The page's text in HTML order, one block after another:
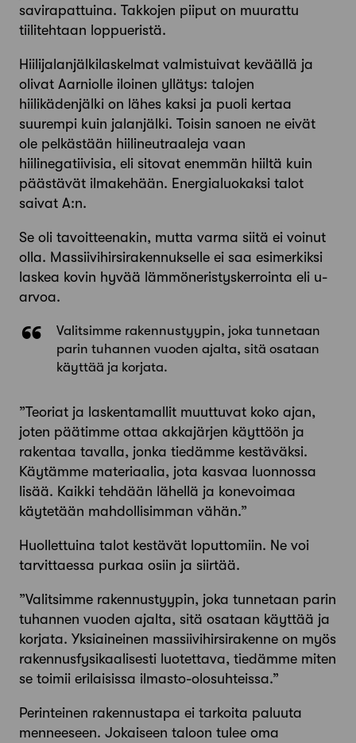
savirapattuina. Takkojen piiput on muurattu
tiilitehtaan loppueristä.
Hiilijalanjälkilaskelmat valmistuivat keväällä ja
olivat Aarniolle iloinen yllätys: talojen
hiilikädenjälki on lähes kaksi ja puoli kertaa
suurempi kuin jalanjälki. Toisin sanoen ne eivät
ole pelkästään hiilineutraaleja vaan
hiilinegatiivisia, eli sitovat enemmän hiiltä kuin
päästävät ilmakehään. Energialuokaksi talot
saivat A:n.
Se oli tavoitteenakin, mutta varma siitä ei voinut
olla. Massiivihirsirakennukselle ei saa esimerkiksi
laskea kovin hyvää lämmöneristyskerrointa eli u-
arvoa.
Valitsimme rakennustyypin, joka tunnetaan
parin tuhannen vuoden ajalta, sitä osataan
käyttää ja korjata.
”Teoriat ja laskentamallit muuttuvat koko ajan,
joten päätimme ottaa akkajärjen käyttöön ja
rakentaa tavalla, jonka tiedämme kestäväksi.
Käytämme materiaalia, jota kasvaa luonnossa
lisää. Kaikki tehdään lähellä ja konevoimaa
käytetään mahdollisimman vähän.”
Huollettuina talot kestävät loputtomiin. Ne voi
tarvittaessa purkaa osiin ja siirtää.
”Valitsimme rakennustyypin, joka tunnetaan parin
tuhannen vuoden ajalta, sitä osataan käyttää ja
korjata. Yksiaineinen massiivihirsirakenne on myös
rakennusfysikaalisesti luotettava, tiedämme miten
se toimii erilaisissa ilmasto-olosuhteissa.”
Perinteinen rakennustapa ei tarkoita paluuta
menneeseen. Jokaiseen taloon tulee oma